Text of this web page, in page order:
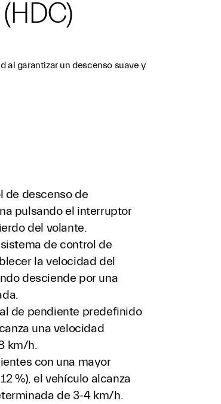
al garantizar un descenso suave y
de descenso de
pulsando el interruptor
del volante.
de control de
la velocidad del
desciende por una
de pendiente predefinido
una velocidad
km/h.
con una mayor
%), el vehículo alcanza
de 3-4 km/h.